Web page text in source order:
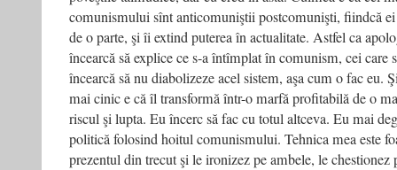
comunismului sînt anticomuniştii postcomunişti, fiindcă
de o parte, şi îi extind puterea în actualitate. Astfel ca
încearcă să explice ce s-a întîmplat în comunism, cei care
încearcă să nu diabolizeze acel sistem, aşa cum o fac eu.
mai cinic e că îl transformă într-o marfă profitabilă de o
riscul şi lupta. Eu încerc să fac cu totul altceva. Eu mai
politică folosind hoitul comunismului. Tehnica mea este
prezentul din trecut şi le ironizez pe ambele, le chestionez